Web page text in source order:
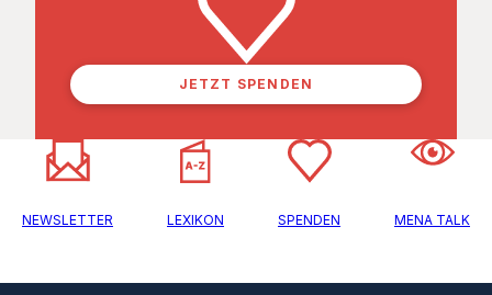
JETZT SPENDEN
NEWSLETTER LEXIKON SPENDEN MENA TALK